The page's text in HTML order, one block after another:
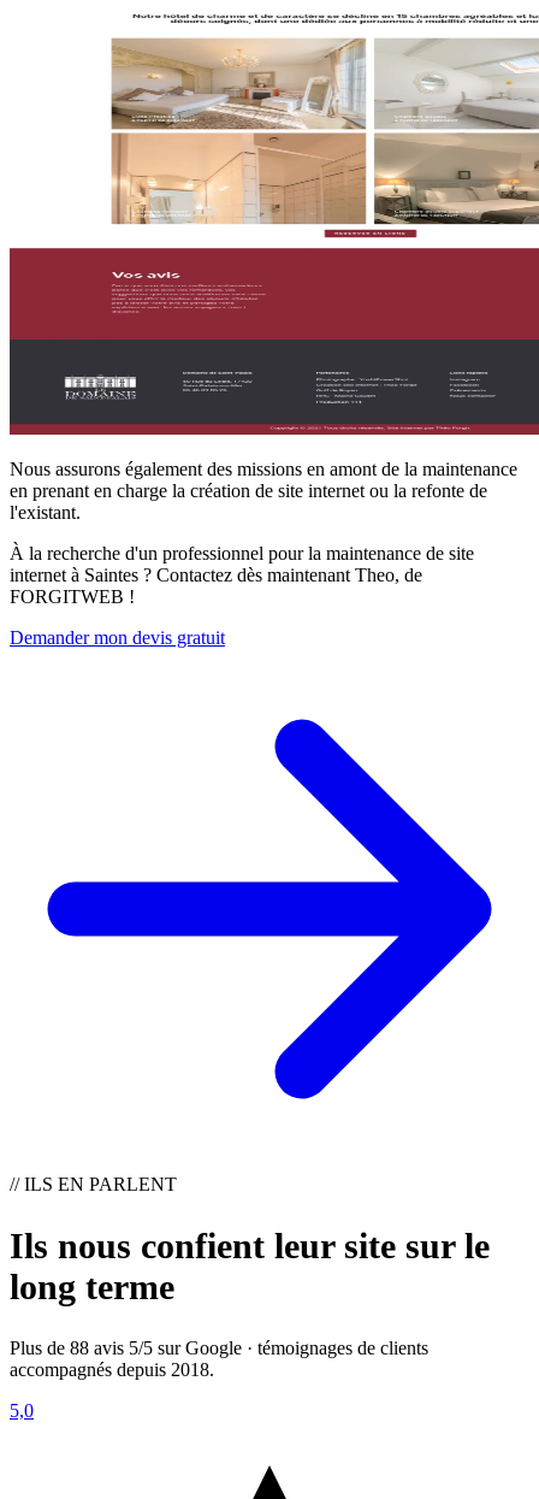
Nous assurons également des missions en amont de la maintenance
en prenant en charge la création de site internet ou la refonte de
l'existant.
À la recherche d'un professionnel pour la maintenance de site
internet à Saintes ? Contactez dès maintenant Theo, de
FORGITWEB !
Demander mon devis gratuit
// ILS EN PARLENT
Ils nous confient leur site sur le
long terme
Plus de 88 avis 5/5 sur Google · témoignages de clients
accompagnés depuis 2018.
5,0